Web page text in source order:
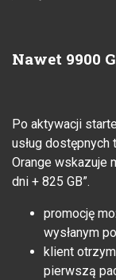
Nawet 9900
Po aktywacji
usług dostępnych
Orange wskazuje
dni + 825 GB”.
promocję
wysłanym
klient
pierwszą